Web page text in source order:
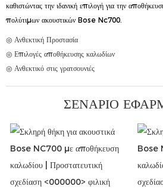
καθιστώντας την ιδανική επιλογή για την
πολύτιμων ακουστικών Bose Nc700.
◎ Ανθεκτική Προστασία
◎ Επιλογές αποθήκευσης καλωδίων
◎ Ανθεκτικό στις γρατσουνιές
ΣΕΝΆΡΙΟ